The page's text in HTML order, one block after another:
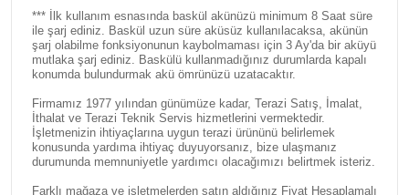
*** İlk kullanım esnasında baskül akünüzü minimum 8 Saat süre
ile şarj ediniz. Baskül uzun süre aküsüz kullanılacaksa, akünün
şarj olabilme fonksiyonunun kaybolmaması için 3 Ay'da bir aküyü
mutlaka şarj ediniz. Baskülü kullanmadığınız durumlarda kapalı
konumda bulundurmak akü ömrünüzü uzatacaktır.
Firmamız 1977 yılından günümüze kadar, Terazi Satış, İmalat,
İthalat ve Terazi Teknik Servis hizmetlerini vermektedir.
İşletmenizin ihtiyaçlarına uygun terazi ürününü belirlemek
konusunda yardıma ihtiyaç duyuyorsanız, bize ulaşmanız
durumunda memnuniyetle yardımcı olacağımızı belirtmek isteriz.
Farklı mağaza ve işletmelerden satın aldığınız Fiyat Hesaplamalı